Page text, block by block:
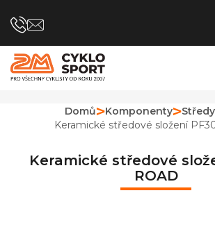
na
Domů Komponenty
Keramické středové složení
Keramické středové
ROAD